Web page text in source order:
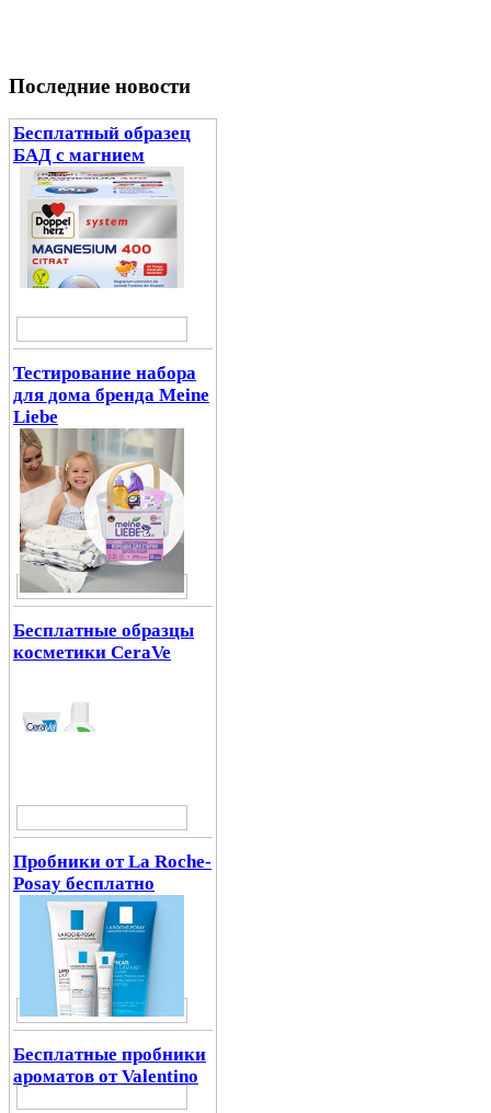
Последние новости
Бесплатный образец
БАД с магнием
Тестирование набора
для дома бренда Meine
Liebe
Бесплатные образцы
косметики CeraVe
Пробники от La Roche-
Posay бесплатно
Бесплатные пробники
ароматов от Valentino